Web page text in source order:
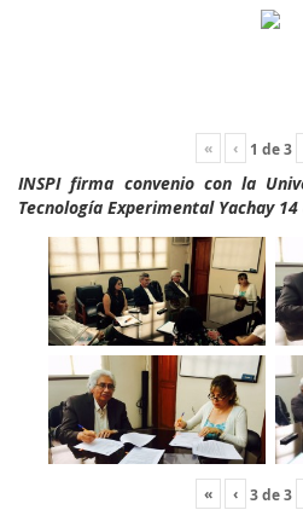
« ‹ 1 de3
INSPI firma convenio con la
Tecnología Experimental Yachay
« ‹ 3de3